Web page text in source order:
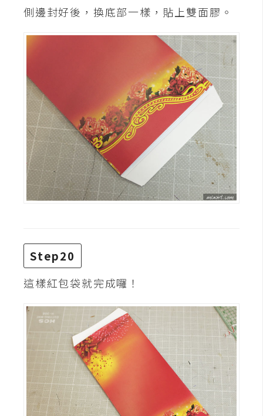
側邊封好後，換底部一樣，貼上雙面膠。
Step20
這樣紅包袋就完成囉！